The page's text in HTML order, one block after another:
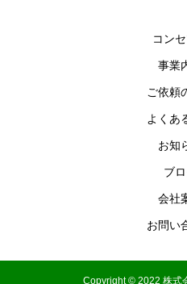
コン
事業
ご依頼
よくあ
お知
ブ
会社
お問い
Copyright © 2022 株式